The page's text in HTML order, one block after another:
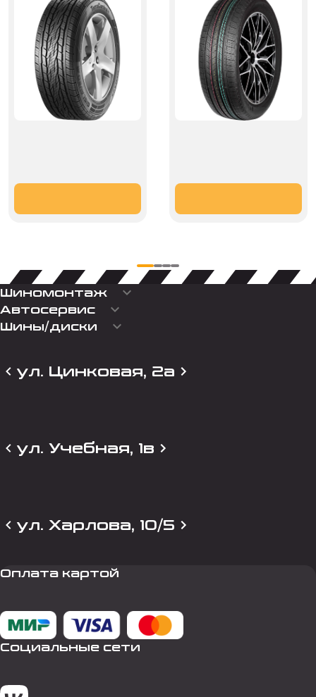
Шиномонтаж keyboard_arrow_down
Автосервис keyboard_arrow_down
Шины/диски keyboard_arrow_down
ул. Цинковая, 2а
ул. Учебная, 1в
ул. Харлова, 10/5
Оплата картой
Социальные сети